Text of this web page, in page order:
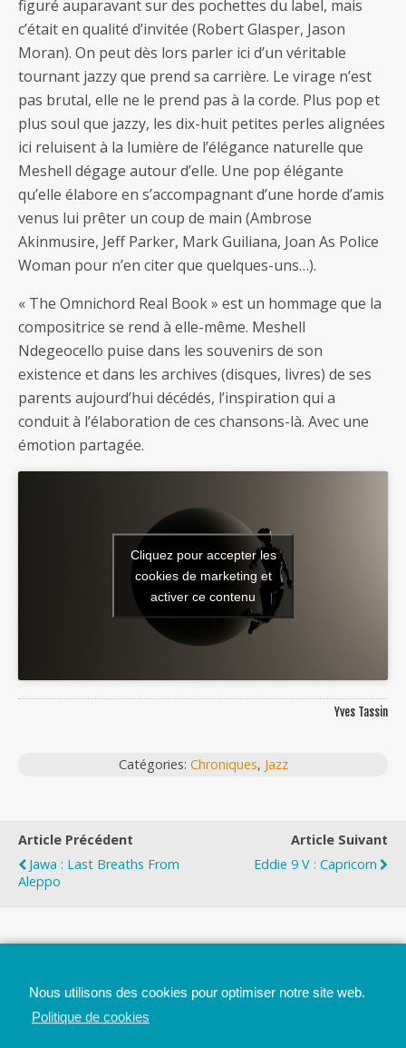
figuré auparavant sur des pochettes du label, mais
c’était en qualité d’invitée (Robert Glasper, Jason
Moran). On peut dès lors parler ici d’un véritable
tournant jazzy que prend sa carrière. Le virage n’est
pas brutal, elle ne le prend pas à la corde. Plus pop et
plus soul que jazzy, les dix-huit petites perles alignées
ici reluisent à la lumière de l’élégance naturelle que
Meshell dégage autour d’elle. Une pop élégante
qu’elle élabore en s’accompagnant d’une horde d’amis
venus lui prêter un coup de main (Ambrose
Akinmusire, Jeff Parker, Mark Guiliana, Joan As Police
Woman pour n’en citer que quelques-uns…).
« The Omnichord Real Book » est un hommage que la
compositrice se rend à elle-même. Meshell
Ndegeocello puise dans les souvenirs de son
existence et dans les archives (disques, livres) de ses
parents aujourd’hui décédés, l’inspiration qui a
conduit à l’élaboration de ces chansons-là. Avec une
émotion partagée.
Cliquez pour accepter les
cookies de marketing et
activer ce contenu
Yves Tassin
Catégories: Chroniques, Jazz
Article Précédent
Jawa : Last Breaths From
Aleppo
Article Suivant
Eddie 9 V : Capricorn
Nous utilisons des cookies pour optimiser notre site web.
Politique de cookies